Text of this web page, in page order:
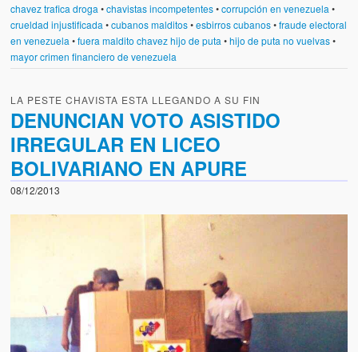
chavez trafica droga •chavistas incompetentes•corrupción en venezuela •
crueldad injustificada •cubanos malditos•esbirros cubanos•fraude electoral
en venezuela •fuera maldito chavez hijo de puta •hijo de puta no vuelvas•
mayor crimen financiero de venezuela
LA PESTE CHAVISTA ESTA LLEGANDO A SU FIN
DENUNCIAN VOTO ASISTIDO
IRREGULAR EN LICEO
BOLIVARIANO EN APURE
08/12/2013